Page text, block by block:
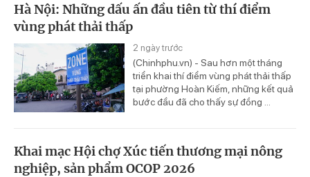
Hà Nội: Những dấu ấn đầu tiên từ thí điểm
vùng phát thải thấp
2 ngày trước
(Chinhphu.vn) - Sau hơn một tháng
triển khai thí điểm vùng phát thải thấp
tại phường Hoàn Kiếm, những kết quả
bước đầu đã cho thấy sự đồng ...
Khai mạc Hội chợ Xúc tiến thương mại nông
nghiệp, sản phẩm OCOP 2026